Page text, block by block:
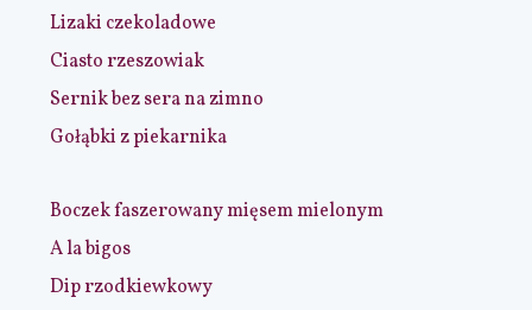
Lizaki czekoladowe
Ciasto rzeszowiak
Sernik bez sera na zimno
Gołąbki z piekarnika
Boczek faszerowany mięsem mielonym
A la bigos
Dip rzodkiewkowy